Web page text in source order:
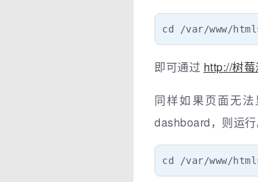
cd /var/www/
即可通过 http://树
同样如果页面无
dashboard，则运行
cd /var/www/